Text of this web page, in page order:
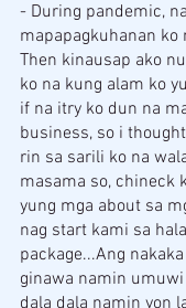
- During pandemic,
mapapagkuhanan ko
Then kinausap ako
ko na kung alam ko
if na itry ko dun na
business, so i
rin sa sarili ko na
masama so, chineck
yung mga about sa
nag start kami sa
package...Ang
ginawa namin